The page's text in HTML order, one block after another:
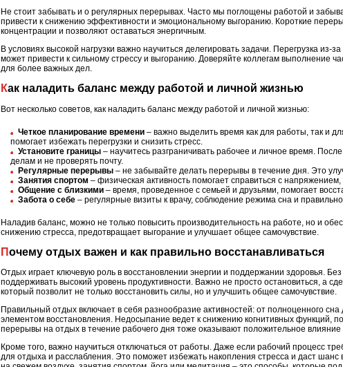
Не стоит забывать и о регулярных перерывах. Часто мы поглощены работой и
привести к снижению эффективности и эмоциональному выгоранию. Короткие
концентрации и позволяют оставаться энергичным.
В условиях высокой нагрузки важно научиться делегировать задачи. Перегрузка
может привести к сильному стрессу и выгоранию. Доверяйте коллегам выполнение
для более важных дел.
Как наладить баланс между работой и личной жизнью
Вот несколько советов, как наладить баланс между работой и личной жизнью:
Четкое планирование времени – важно выделить время как для работы, так и
помогает избежать перегрузки и снизить стресс.
Установите границы – научитесь разграничивать рабочее и личное время.
делам и не проверять почту.
Регулярные перерывы – не забывайте делать перерывы в течение дня. Это
Занятия спортом – физическая активность помогает справиться с
Общение с близкими – время, проведенное с семьей и друзьями, помогает
Забота о себе – регулярные визиты к врачу, соблюдение режима сна и
Наладив баланс, можно не только повысить производительность на работе, но и
снижению стресса, предотвращает выгорание и улучшает общее самочувствие.
Почему отдых важен и как правильно восстанавливаться
Отдых играет ключевую роль в восстановлении энергии и поддержании здоровья.
поддерживать высокий уровень продуктивности. Важно не просто остановиться, а
который позволит не только восстановить силы, но и улучшить общее самочувствие.
Правильный отдых включает в себя разнообразие активностей: от полноценного
элементом восстановления. Недосыпание ведет к снижению когнитивных функций,
перерывы на отдых в течение рабочего дня тоже оказывают положительное
Кроме того, важно научиться отключаться от работы. Даже если рабочий процесс
для отдыха и расслабления. Это поможет избежать накопления стресса и даст шанс